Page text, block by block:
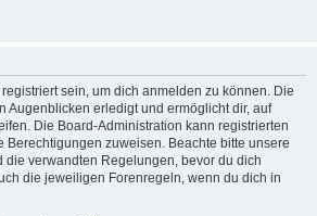
sein, um dich anmelden zu können. Die
Augenblicken erledigt und ermöglicht dir, auf
Die Board-Administration kann registrierten
Berechtigungen zuweisen. Beachte bitte unsere
die verwandten Regelungen, bevor du dich
die jeweiligen Forenregeln, wenn du dich in